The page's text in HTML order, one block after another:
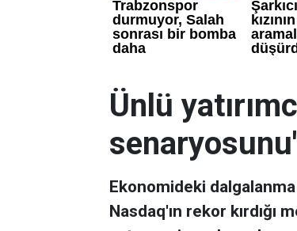
Ünlü
senaryosunu'
Ekonomideki
Nasdaq'ın rekor